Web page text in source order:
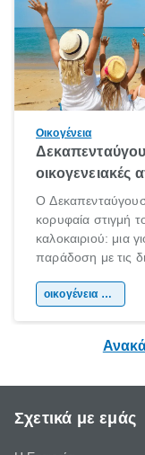
Οικογένεια
οικογενειακές
Ο
κορυφαία στιγμή
καλοκαιριού: μια
παράδοση με τις
χώρας. Είτεοικογένεια & παιδί
Σχετικά με εμάς